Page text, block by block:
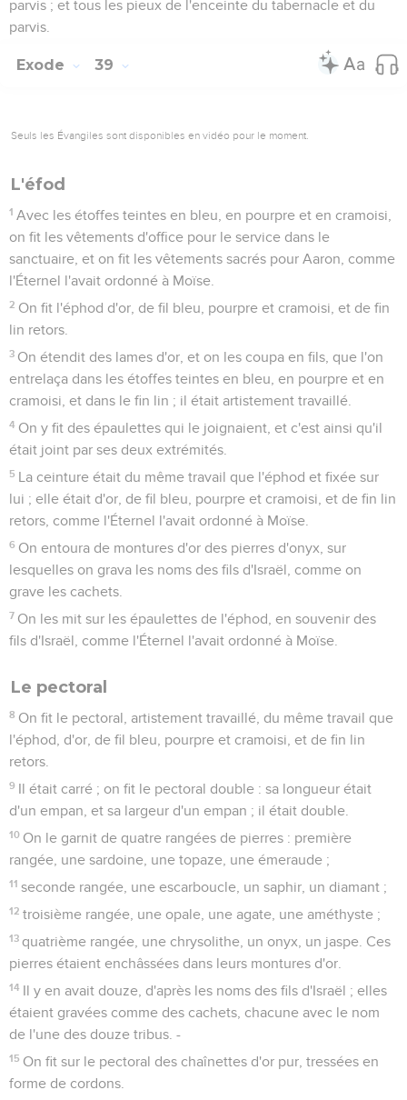
parvis ; et tous les pieux de l'enceinte du tabernacle et du
parvis.
Exode 39
Seuls les Évangiles sont disponibles en vidéo pour le moment.
L'éfod
1 Avec les étoffes teintes en bleu, en pourpre et en cramoisi,
on fit les vêtements d'office pour le service dans le
sanctuaire, et on fit les vêtements sacrés pour Aaron, comme
l'Éternel l'avait ordonné à Moïse.
2 On fit l'éphod d'or, de fil bleu, pourpre et cramoisi, et de fin
lin retors.
3 On étendit des lames d'or, et on les coupa en fils, que l'on
entrelaça dans les étoffes teintes en bleu, en pourpre et en
cramoisi, et dans le fin lin ; il était artistement travaillé.
4 On y fit des épaulettes qui le joignaient, et c'est ainsi qu'il
était joint par ses deux extrémités.
5 La ceinture était du même travail que l'éphod et fixée sur
lui ; elle était d'or, de fil bleu, pourpre et cramoisi, et de fin lin
retors, comme l'Éternel l'avait ordonné à Moïse.
6 On entoura de montures d'or des pierres d'onyx, sur
lesquelles on grava les noms des fils d'Israël, comme on
grave les cachets.
7 On les mit sur les épaulettes de l'éphod, en souvenir des
fils d'Israël, comme l'Éternel l'avait ordonné à Moïse.
Le pectoral
8 On fit le pectoral, artistement travaillé, du même travail que
l'éphod, d'or, de fil bleu, pourpre et cramoisi, et de fin lin
retors.
9 Il était carré ; on fit le pectoral double : sa longueur était
d'un empan, et sa largeur d'un empan ; il était double.
10 On le garnit de quatre rangées de pierres : première
rangée, une sardoine, une topaze, une émeraude ;
11 seconde rangée, une escarboucle, un saphir, un diamant ;
12 troisième rangée, une opale, une agate, une améthyste ;
13 quatrième rangée, une chrysolithe, un onyx, un jaspe. Ces
pierres étaient enchâssées dans leurs montures d'or.
14 Il y en avait douze, d'après les noms des fils d'Israël ; elles
étaient gravées comme des cachets, chacune avec le nom
de l'une des douze tribus. -
15 On fit sur le pectoral des chaînettes d'or pur, tressées en
forme de cordons.